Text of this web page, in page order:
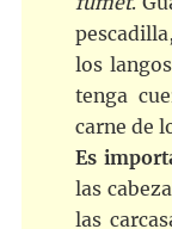
los
tenga
carne de
Es
las
las